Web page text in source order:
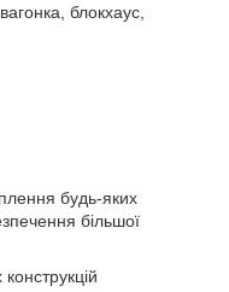
блокхаус,
будь-яких
більшої